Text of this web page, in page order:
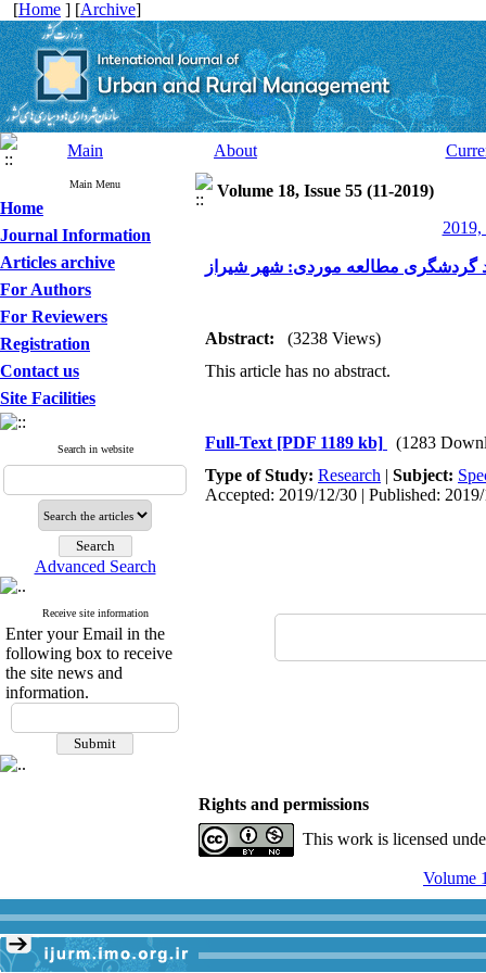
[Home ] [Archive]
Main About
Main Menu
Home
Journal Information
Articles archive
For Authors
For Reviewers
Registration
Contact us
Site Facilities
Search in website
Advanced Search
Receive site information
Enter your Email in the
following box to receive
the site news and
information.
Volume 18, Issue 55 (11-2019)
مطالعه موردی: شهر شیراز
Abstract:
(3238 Views)
This article has no abstract.
Full-Text [PDF 1189 kb]
(1283
Type of Study: Research | Subject:
Accepted: 2019/12/30 | Published:
Rights and permissions
This work is licensed
Volume